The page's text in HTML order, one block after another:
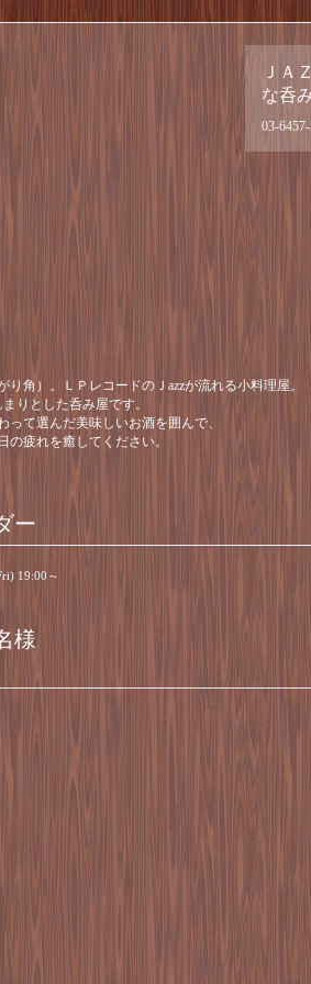
ＪＡ
な呑
03-
角）。ＬＰレコードのＪazzが流れる小料理屋。
りとした呑み屋です。
て選んだ美味しいお酒を囲んで、
疲れを癒してください。
ー
19:00～
様